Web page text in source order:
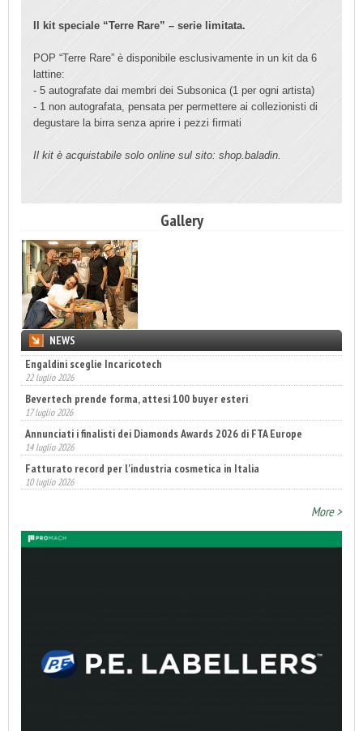
Il kit speciale “Terre Rare” – serie limitata.
POP “Terre Rare” è disponibile esclusivamente in un kit da 6
lattine:
- 5 autografate dai membri dei Subsonica (1 per ogni artista)
- 1 non autografata, pensata per permettere ai collezionisti di
degustare la birra senza aprire i pezzi firmati
Il kit è acquistabile solo online sul sito: shop.baladin.
Gallery
NEWS
Engaldini sceglie Incaricotech
22 luglio 2026
Bevertech prende forma, attesi 100 buyer esteri
17 luglio 2026
Annunciati i finalisti dei Diamonds Awards 2026 di FTA Europe
14 luglio 2026
Fatturato record per l'industria cosmetica in Italia
10 luglio 2026
More >